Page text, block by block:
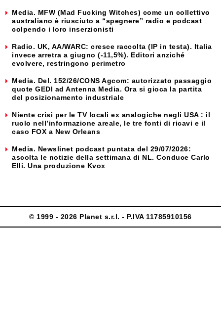
Media. MFW (Mad Fucking Witches) come un collettivo
australiano è riusciuto a “spegnere” radio e podcast
colpendo i loro inserzionisti
Radio. UK, AA/WARC: cresce raccolta (IP in testa). Italia
invece arretra a giugno (-11,5%). Editori anziché
evolvere, restringono perimetro
Media. Del. 152/26/CONS Agcom: autorizzato passaggio
quote GEDI ad Antenna Media. Ora si gioca la partita
del posizionamento industriale
Niente crisi per le TV locali ex analogiche negli USA : il
ruolo nell’informazione areale, le tre fonti di ricavi e il
caso FOX a New Orleans
Media. Newslinet podcast puntata del 29/07/2026:
ascolta le notizie della settimana di NL. Conduce Carlo
Elli. Una produzione Kvox
© 1999 - 2026 Planet s.r.l. - P.IVA 11785910156